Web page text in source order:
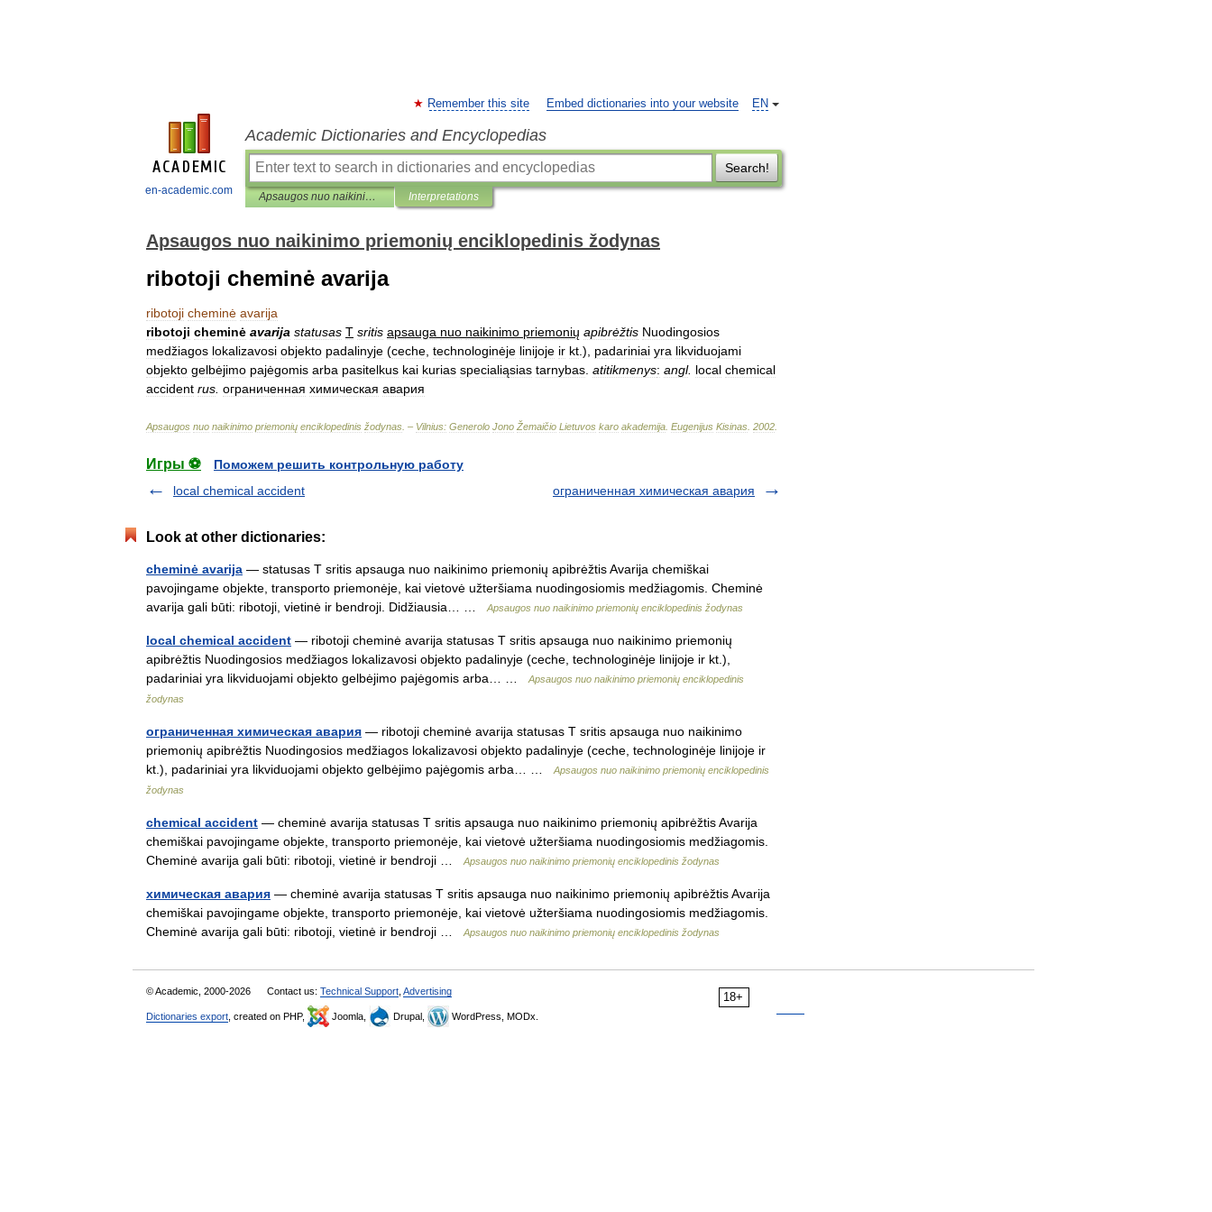
en-academic.com
EN
Remember this site Embed dictionaries into your website
Academic Dictionaries and Encyclopedias
Search!
Apsaugos nuo naikinimo priemonių enciklopedinis žodynas Interpretations
Apsaugos nuo naikinimo priemonių enciklopedinis žodynas
ribotoji cheminė avarija
ribotoji cheminė avarija
ribotoji cheminė avarija statusas T sritis apsauga nuo naikinimo priemonių apibrėžtis Nuodingosios
medžiagos lokalizavosi objekto padalinyje (ceche technologinėje linijoje ir kt .), padariniai yra likviduojami
objekto gelbėjimo pajėgomis arba pasitelkus kai kurias specialiąsias tarnybas atitikmenys: angl. local chemical
accident rus ограниченная химическая авария
Apsaugos nuo naikinimo priemonių enciklopedinis žodynas . – Vilnius: Generolo Jono Žemaičio Lietuvos karo akademija Eugenijus Kisinas 2002
Игры ⚽
Поможем решить контрольную работу
local chemical accident
ограниченная химическая авария
Look at other dictionaries:
cheminė avarija — statusas T sritis apsauga nuo naikinimo priemonių apibrėžtis Avarija chemiškai
pavojingame objekte, transporto priemonėje, kai vietovė užteršiama nuodingosiomis medžiagomis. Cheminė
avarija gali būti: ribotoji, vietinė ir bendroji. Didžiausia… …
Apsaugos nuo naikinimo priemonių enciklopedinis žodynas
local chemical accident — ribotoji cheminė avarija statusas T sritis apsauga nuo naikinimo priemonių
apibrėžtis Nuodingosios medžiagos lokalizavosi objekto padalinyje (ceche, technologinėje linijoje ir kt.),
padariniai yra likviduojami objekto gelbėjimo pajėgomis arba… …
Apsaugos nuo naikinimo priemonių enciklopedinis
žodynas
ограниченная химическая авария — ribotoji cheminė avarija statusas T sritis apsauga nuo naikinimo
priemonių apibrėžtis Nuodingosios medžiagos lokalizavosi objekto padalinyje (ceche, technologinėje linijoje ir
kt.), padariniai yra likviduojami objekto gelbėjimo pajėgomis arba… …
Apsaugos nuo naikinimo priemonių enciklopedinis
žodynas
chemical accident — cheminė avarija statusas T sritis apsauga nuo naikinimo priemonių apibrėžtis Avarija
chemiškai pavojingame objekte, transporto priemonėje, kai vietovė užteršiama nuodingosiomis medžiagomis.
Cheminė avarija gali būti: ribotoji, vietinė ir bendroji …
Apsaugos nuo naikinimo priemonių enciklopedinis žodynas
химическая авария — cheminė avarija statusas T sritis apsauga nuo naikinimo priemonių apibrėžtis Avarija
chemiškai pavojingame objekte, transporto priemonėje, kai vietovė užteršiama nuodingosiomis medžiagomis.
Cheminė avarija gali būti: ribotoji, vietinė ir bendroji …
Apsaugos nuo naikinimo priemonių enciklopedinis žodynas
18+
© Academic, 2000-2026 Contact us: Technical Support Advertising
Dictionaries export , created on PHP, Joomla, Drupal, WordPress, MODx.